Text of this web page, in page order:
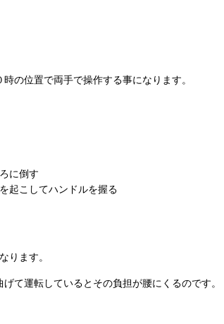
の位置で両手で操作する事になります。
に倒す
起こしてハンドルを握る
ります。
て運転しているとその負担が腰にくるのです。